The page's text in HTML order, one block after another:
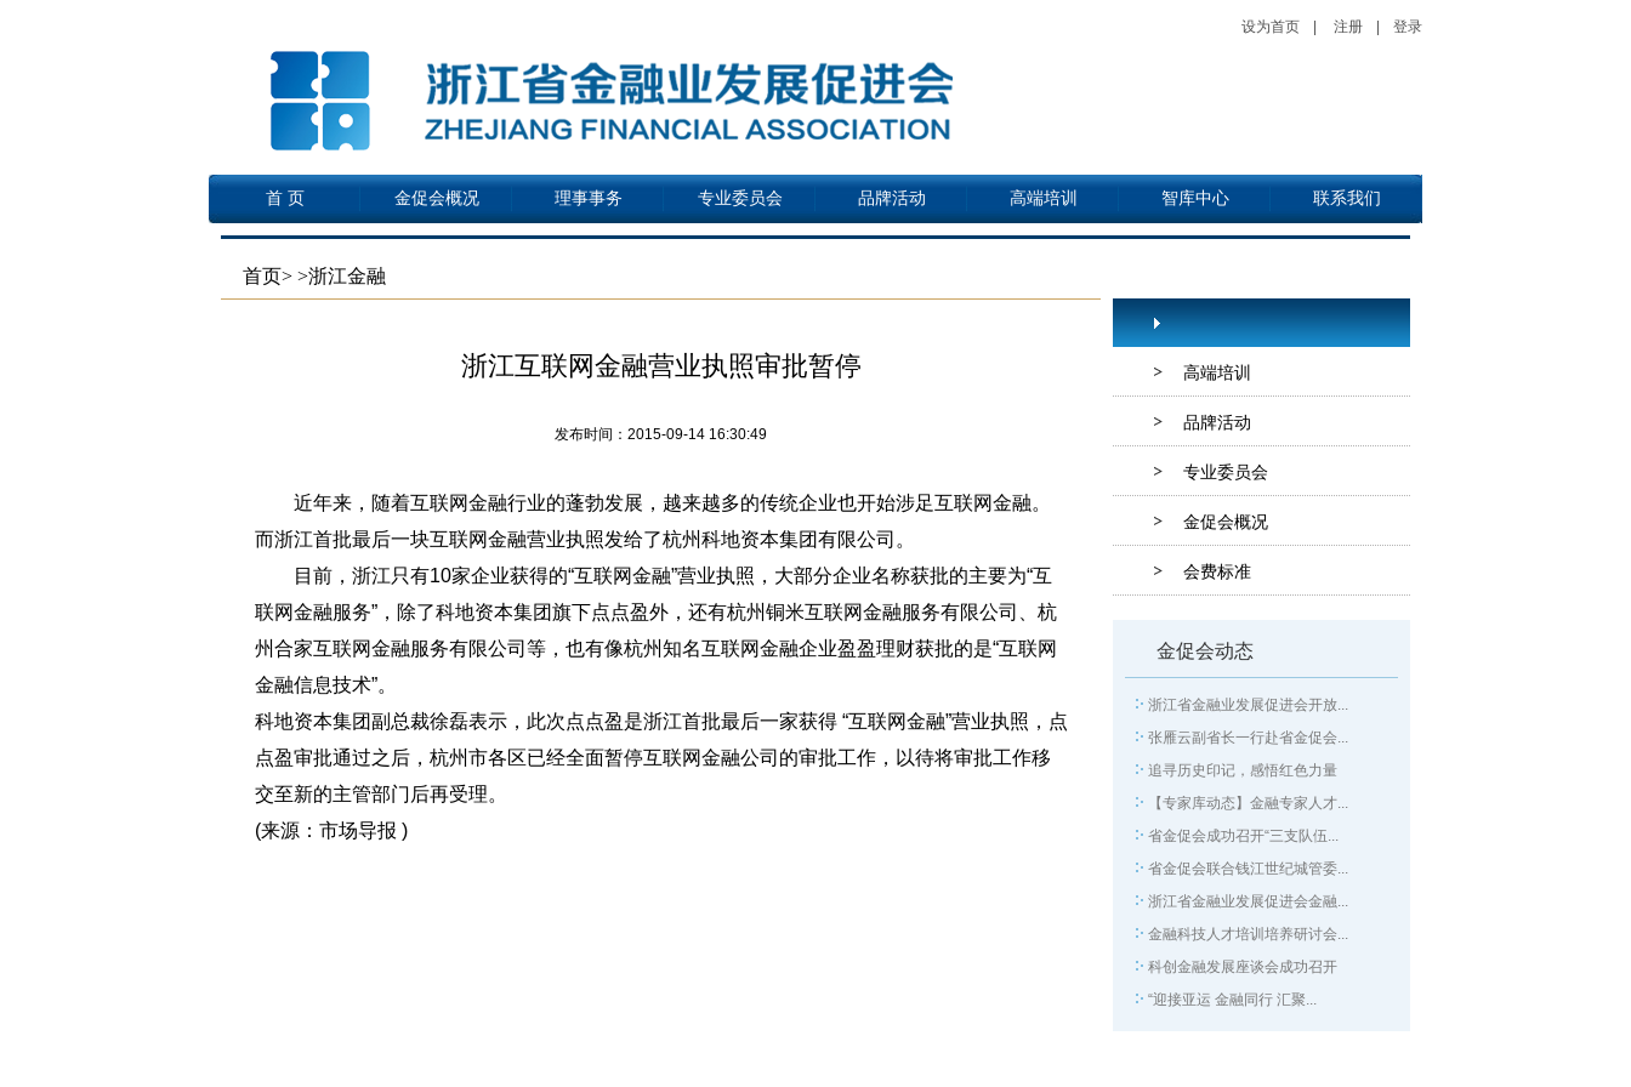
设为首页 注册 登录
首 页 金促会概况 理事事务 专业委员会 品牌活动 高端培训 智库中心 联系我们
首页> >浙江金融
浙江互联网金融营业执照审批暂停
发布时间：2015-09-14 16:30:49
近年来，随着互联网金融行业的蓬勃发展，越来越多的传统企业也开始涉足互联网金融。
而浙江首批最后一块互联网金融营业执照发给了杭州科地资本集团有限公司。
目前，浙江只有10家企业获得的“互联网金融”营业执照，大部分企业名称获批的主要为“互
联网金融服务”，除了科地资本集团旗下点点盈外，还有杭州铜米互联网金融服务有限公司、杭
州合家互联网金融服务有限公司等，也有像杭州知名互联网金融企业盈盈理财获批的是“互联网
金融信息技术”。
科地资本集团副总裁徐磊表示，此次点点盈是浙江首批最后一家获得 “互联网金融”营业执照，点
点盈审批通过之后，杭州市各区已经全面暂停互联网金融公司的审批工作，以待将审批工作移
交至新的主管部门后再受理。
(来源：市场导报 )
高端培训
品牌活动
专业委员会
金促会概况
会费标准
金促会动态
浙江省金融业发展促进会开放...
张雁云副省长一行赴省金促会...
追寻历史印记，感悟红色力量
【专家库动态】金融专家人才...
省金促会成功召开“三支队伍...
省金促会联合钱江世纪城管委...
浙江省金融业发展促进会金融...
金融科技人才培训培养研讨会...
科创金融发展座谈会成功召开
“迎接亚运 金融同行 汇聚...